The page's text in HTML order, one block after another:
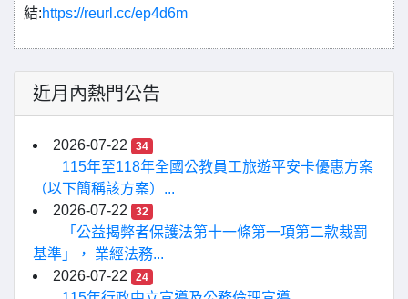
結:https://reurl.cc/ep4d6m
近月內熱門公告
2026-07-22 34
115年至118年全國公教員工旅遊平安卡優惠方案
（以下簡稱該方案）...
2026-07-22
32
「公益揭弊者保護法第十一條第一項第二款裁罰
基準」， 業經法務...
2026-07-22
24